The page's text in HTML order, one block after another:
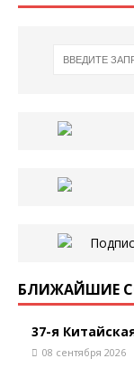
БЛИЖАЙШИЕ
37-я
08 сентября 2026